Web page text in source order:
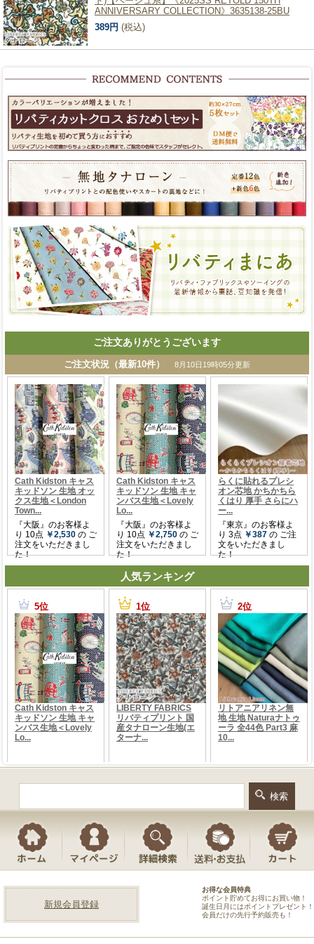
ANNIVERSARY COLLECTION》3635138-25BU
389円 (税込)
ご注文ありがとうございます
人気ランキング
新規会員登録
お得な会員特典
ポイント貯めてお得にお買い物！
誕生日月にはポイントプレゼント！
会員だけの先行予約販売も！